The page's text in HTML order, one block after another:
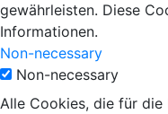
gewährleisten. Diese
Informationen.
Non-necessary
Non-necessary
Alle Cookies, die für die